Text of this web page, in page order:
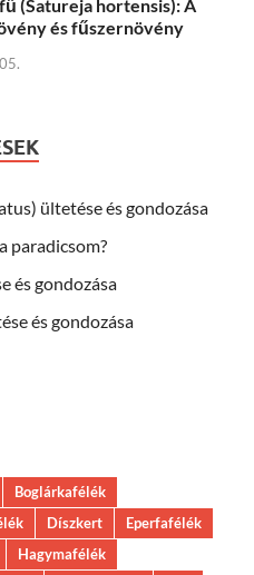
(Satureja hortensis): A
és fűszernövény
ültetése és gondozása
paradicsom?
és gondozása
és gondozása
Boglárkafélék
Díszkert
Eperfafélék
Hagymafélék